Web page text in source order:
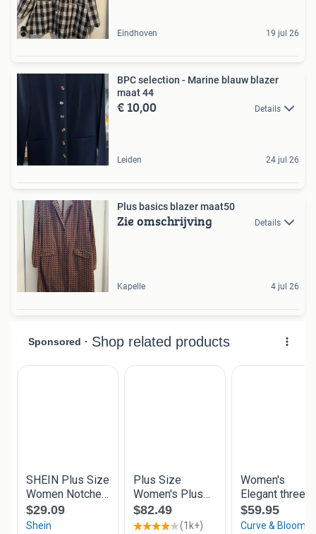
Eindhoven 19 jul 26
BPC selection - Marine blauw blazer
maat 44
€ 10,00 Details
Leiden 24 jul 26
Plus basics blazer maat50
Zie omschrijving Details
Kapelle 4 jul 26